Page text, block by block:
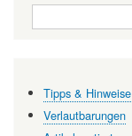
Search
Tipps & Hinweise
Verlautbarungen